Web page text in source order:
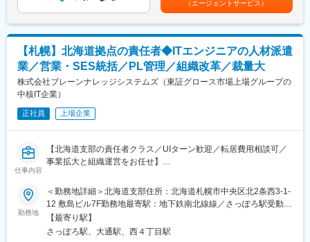
特に、マルチモーダルAIに強みを持っており、JAXAと共同で”衛
星データによる土砂崩れ箇所検出”や”生成AIを活用した衛星データ
利用インターフェース”といったプロジェクト事例もあります。
変更の範囲：会社の定める業務
メンバーが外国籍の方のため、英語コミュニケーションが頻発し
ます。
■なぜやるのか
同社は光通信技術を活用することで、従来の電波通信の限界を克
服し、高速かつ高容量のデータ伝送を実現することを目指してい
ます。これにより、気象予報や災害検知などの迅速なデータ取得
が可能となり、社会課題解決に繋がる事業となります。
【解決につながること】
迅速なデータ取得（同社が目指すのは30分以内に衛星データを取
得できること）により、地上で起きている災害に対して迅速に救
然災害の発生時には、最新の衛星画像やデータをほぼリアルタイ
ムで取得できるため、状況把握や被害対策にも繋がります。災害
による一次被害・二次被害を事前に予測し、未然に防ぐことがで
きます。
（エージェントサービス）
【札幌】北海道拠点の責任者◆ITエンジニアの人材派遣
業／営業・SES統括／PL管理／組織改革／裁量大
株式会社ブレーンナレッジシステムズ（東証グロース市場上場グループの
中核IT企業）
正社員 上場企業
仕事内容
【北海道支部の責任者クラス／UIターン歓迎／転居費用相談可／
事業拡大と組織運営をお任せ】
北海道拠点における責任者として、営業部門およびSES事業のマ
ネジメントを担い、事業成長と組織変革を推進していただきま
す。
北海道拠点は、当社における東京に次ぐ規模の重要拠点であり、
営業組織および約200名規模のエンジニア体制を統括しながら、
勤務地
＜勤務地詳細＞北海道支部住所：北海道札幌市中央区北2条西3-1-
12 敷島ビル7F勤務地最寄駅：地下鉄南北線線／さっぽろ駅受動喫
煙対策：屋内全面禁煙変更の範囲：会社の定める事業所（リモー
トワーク含む）
【最寄り駅】
さっぽろ駅、大通駅、西４丁目駅